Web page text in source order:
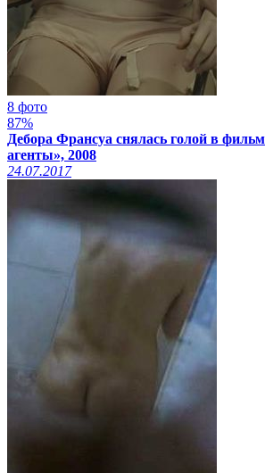
8 фото
87%
Дебора Франсуа снялась голой в
агенты», 2008
24.07.2017